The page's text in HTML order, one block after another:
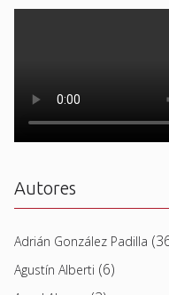
Autores
Adrián González Padilla
Agustín Alberti (6)